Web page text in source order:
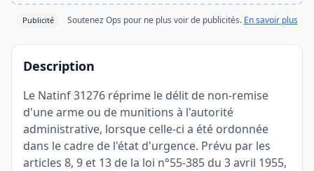
Publicité Soutenez Ops pour ne plus voir de publicités. En savoir plus
Description
Le Natinf 31276 réprime le délit de non-remise
d'une arme ou de munitions à l'autorité
administrative, lorsque celle-ci a été ordonnée
dans le cadre de l'état d'urgence. Prévu par les
articles 8, 9 et 13 de la loi n°55-385 du 3 avril 1955,